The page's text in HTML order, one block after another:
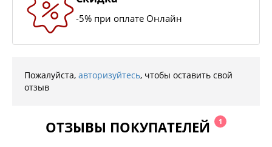
-5% при оплате Онлайн
Пожалуйста, авторизуйтесь, чтобы оставить свой
отзыв
ОТЗЫВЫ ПОКУПАТЕЛЕЙ 1